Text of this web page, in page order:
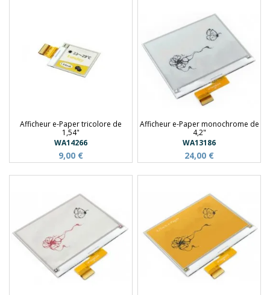
Afficheur e-Paper tricolore de
1,54"
WA14266
9,00 €
Afficheur e-Paper monochrome de
4,2"
WA13186
24,00 €